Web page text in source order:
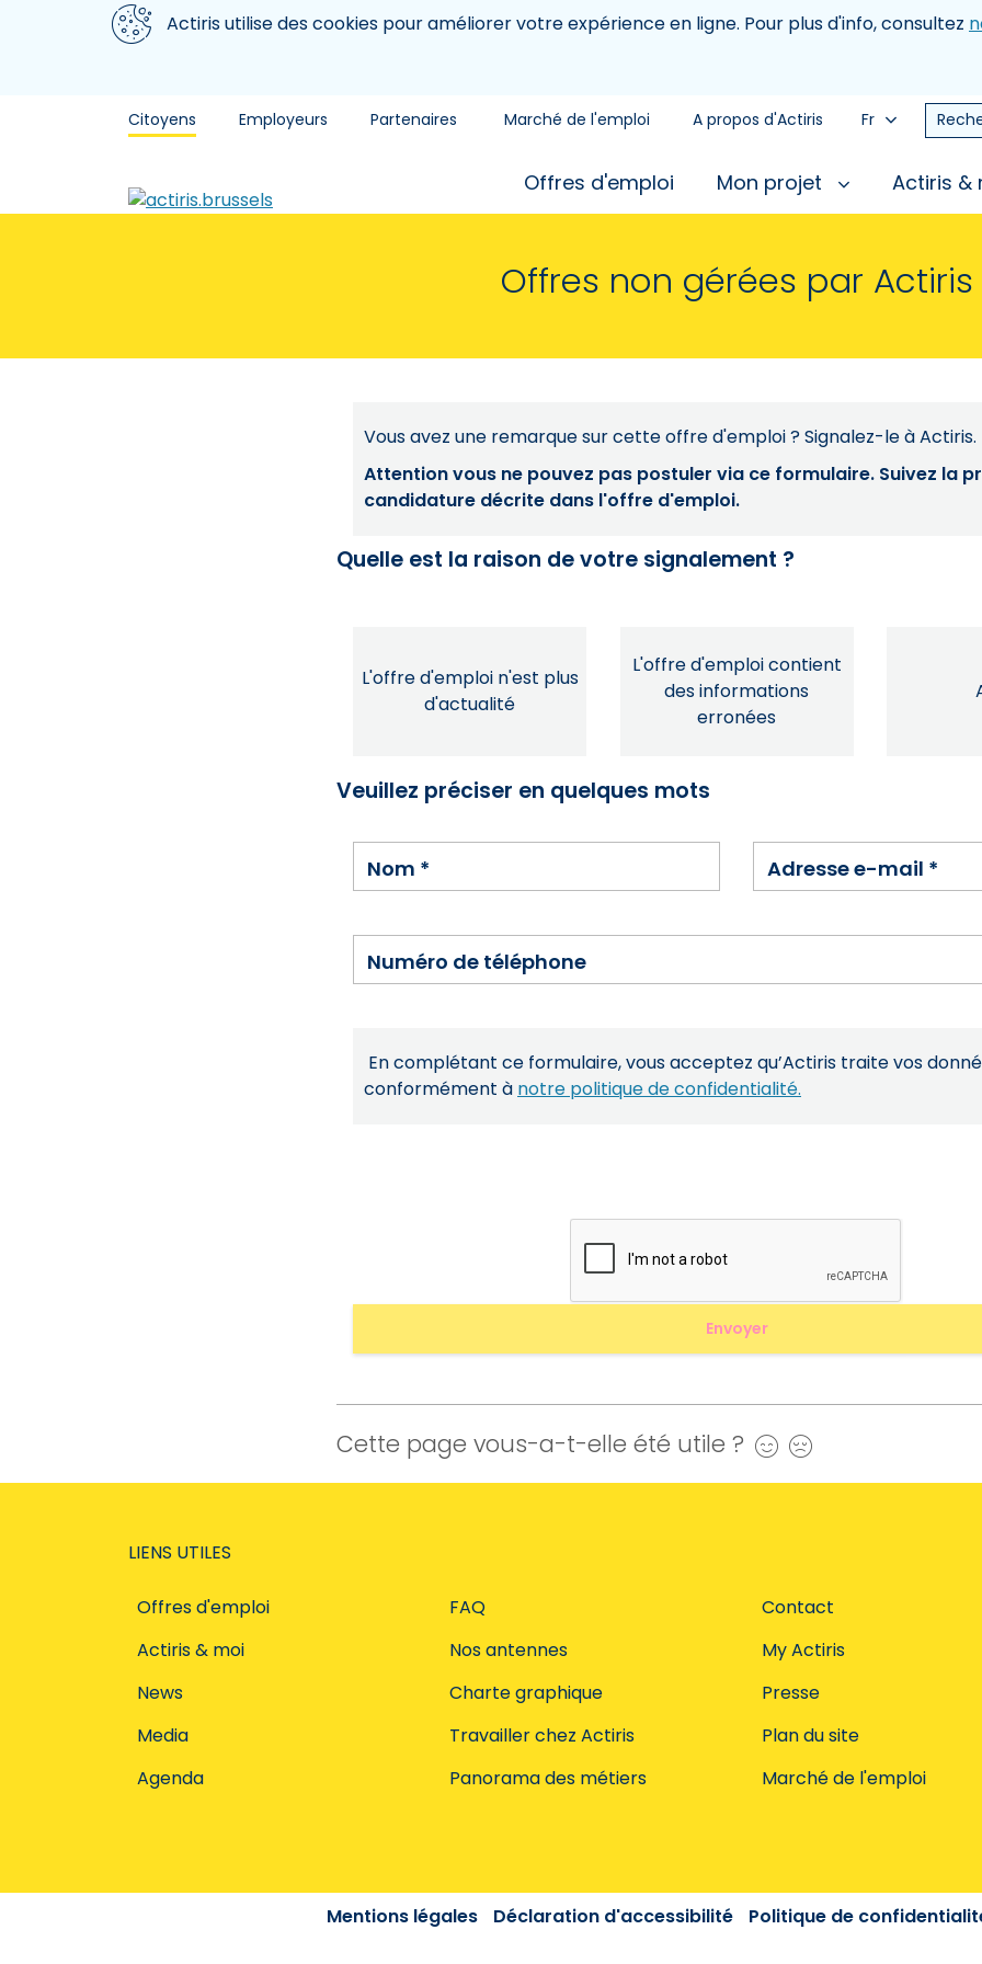
Aller au contenu principal
Nous utilisons des cookiesActiris utilise des cookies pour améliorer votre expérience en ligne. Pour plus d'info, consultez
Citoyens Employeurs Partenaires Marché de l'emploi A propos d'Actiris Fr
Offres d'emploi Mon projet Actiris
Offres non gérées par Actiris
Vous avez une remarque sur cette offre d'emploi ? Signalez-le à Actiris.
Attention vous ne pouvez pas postuler via ce formulaire. Suivez la
candidature décrite dans l'offre d'emploi.
Quelle est la raison de votre signalement ?
L'offre d'emploi n'est plus
d'actualité
L'offre d'emploi contient
des informations
erronées
Veuillez préciser en quelques mots
Nom * Adresse e-mail *
Numéro de téléphone
En complétant ce formulaire, vous acceptez qu’Actiris traite vos
conformément à notre politique de confidentialité.
Cette page vous-a-t-elle été utile ? Oui
LIENS UTILES
Offres d'emploi
Actiris & moi
News
Media
Agenda
FAQ
Nos antennes
Charte graphique
Travailler chez Actiris
Panorama des métiers
Contact
My Actiris
Presse
Plan du site
Marché de l'emploi
Mentions légales Déclaration d'accessibilité Politique de